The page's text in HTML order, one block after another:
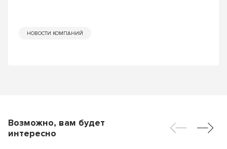
НОВОСТИ КОМПАНИЙ
Возможно, вам будет
интересно